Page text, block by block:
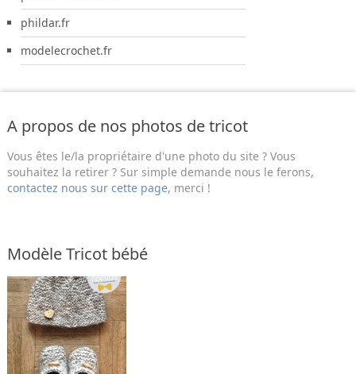
phildar.fr
modelecrochet.fr
A propos de nos photos de tricot
Vous êtes le/la propriétaire d'une photo du site ? Vous
souhaitez la retirer ? Sur simple demande nous le ferons,
contactez nous sur cette page, merci !
Modèle Tricot bébé